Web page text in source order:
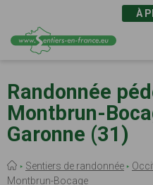
au
contenu
principal
À
Randonnée
Montbrun-
Garonne (31)
Fil
d'Ariane
Sentiers de randonnée
Montbrun-Bocage